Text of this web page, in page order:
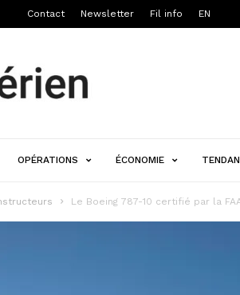
Contact Newsletter Fil info EN
OPÉRATIONS ÉCONOMIE
Le Boeing 787-10 certifié par la